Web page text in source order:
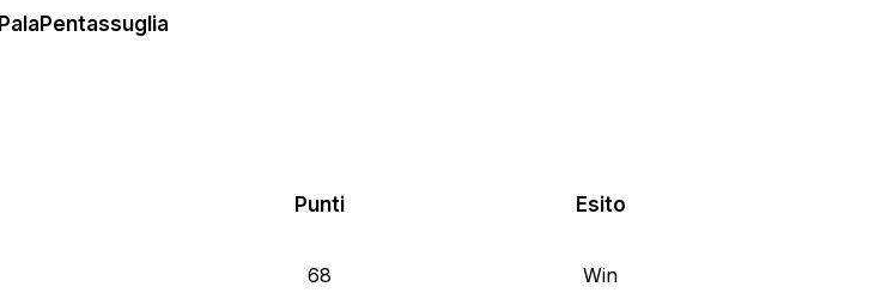
PalaPentassuglia
Punti Esito
68 Win